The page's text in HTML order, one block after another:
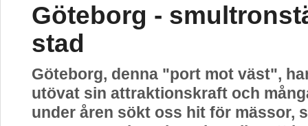
Göteborg -
stad
Göteborg, denna "port mot väst",
utövat sin attraktionskraft och
under åren sökt oss hit för mässor,